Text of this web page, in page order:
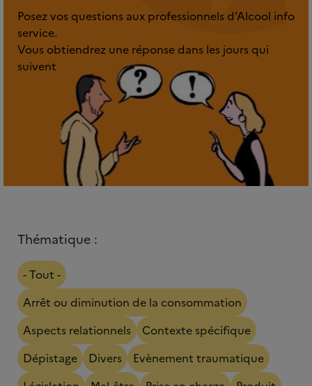
Posez vos questions aux professionnels d’Alcool info
service.
Vous obtiendrez une réponse dans les jours qui
suivent
Thématique :
- Tout -
Arrêt ou diminution de la consommation
Aspects relationnels
Contexte spécifique
Dépistage
Divers
Evènement traumatique